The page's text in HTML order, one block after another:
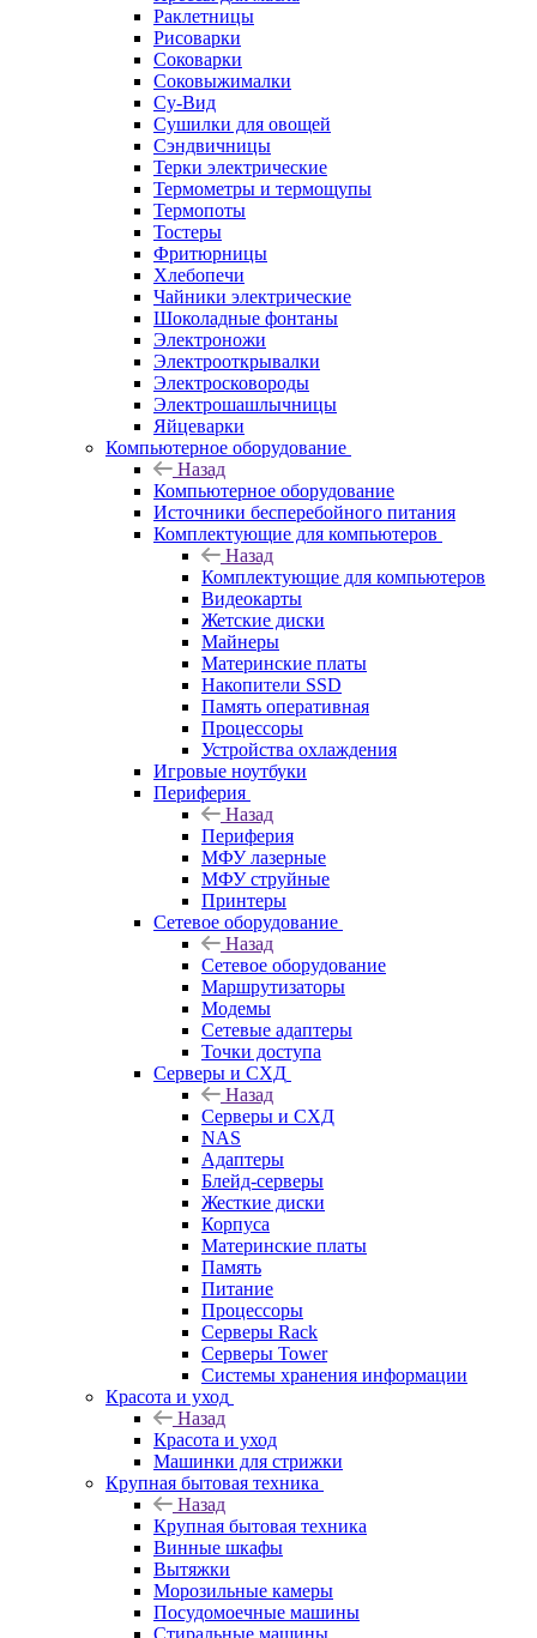
Раклетницы
Рисоварки
Соковарки
Соковыжималки
Су-Вид
Сушилки для овощей
Сэндвичницы
Терки электрические
Термометры и термощупы
Термопоты
Тостеры
Фритюрницы
Хлебопечи
Чайники электрические
Шоколадные фонтаны
Электроножи
Электрооткрывалки
Электросковороды
Электрошашлычницы
Яйцеварки
Компьютерное оборудование
Назад
Компьютерное оборудование
Источники бесперебойного питания
Комплектующие для компьютеров
Назад
Комплектующие для компьютеров
Видеокарты
Жетские диски
Майнеры
Материнские платы
Накопители SSD
Память оперативная
Процессоры
Устройства охлаждения
Игровые ноутбуки
Периферия
Назад
Периферия
МФУ лазерные
МФУ струйные
Принтеры
Сетевое оборудование
Назад
Сетевое оборудование
Маршрутизаторы
Модемы
Сетевые адаптеры
Точки доступа
Серверы и СХД
Назад
Серверы и СХД
NAS
Адаптеры
Блейд-серверы
Жесткие диски
Корпуса
Материнские платы
Память
Питание
Процессоры
Серверы Rack
Серверы Tower
Системы хранения информации
Красота и уход
Назад
Красота и уход
Машинки для стрижки
Крупная бытовая техника
Назад
Крупная бытовая техника
Винные шкафы
Вытяжки
Морозильные камеры
Посудомоечные машины
Стиральные машины